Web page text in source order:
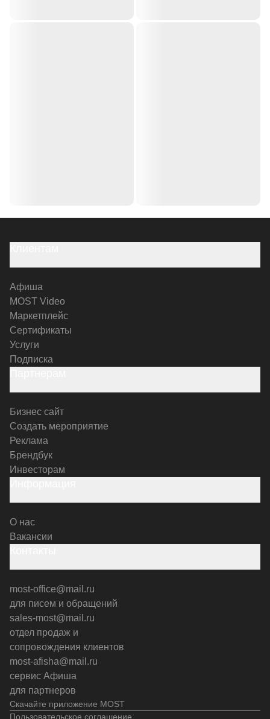
Скачайте приложение MOST
Афиша
MOST Video
Маркетплейс
Сертификаты
Услуги
Подписка
Бизнес сайт
Создать мероприятие
Реклама
Брендбук
Инвесторам
О нас
Вакансии
most-office@mail.ru
для писем и обращений
sales-most@mail.ru
отдел продаж и
сопровождения клиентов
most-afisha@mail.ru
сервис Афиша
для партнеров
Пользовательское соглашение